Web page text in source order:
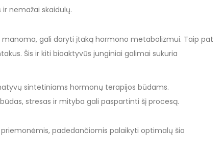
nemažai skaidulų.
gali daryti įtaką hormono metabolizmui. Taip pat
Šis ir kiti bioaktyvūs junginiai galimai sukuria
sintetiniams hormonų terapijos būdams.
stresas ir mityba gali paspartinti šį procesą.
padedančiomis palaikyti optimalų šio